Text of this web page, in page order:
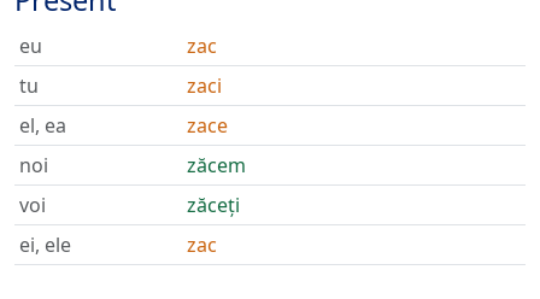
eu
zac
tu
zaci
el, ea
zace
noi
zăcem
voi
zăceți
ei, ele
zac